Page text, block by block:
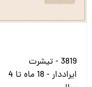
3819 - تیشرت
ایراددار - 18 ماه تا 4